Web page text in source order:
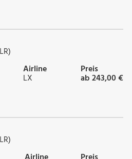
Airline
LX
Preis
ab 243,00 €